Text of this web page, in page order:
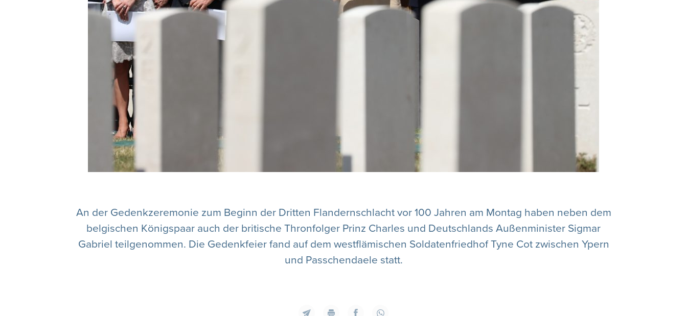
An der Gedenkzeremonie zum Beginn der Dritten Flandernschlacht vor 100 Jahren am Montag haben neben dem
belgischen Königspaar auch der britische Thronfolger Prinz Charles und Deutschlands Außenminister Sigmar
Gabriel teilgenommen. Die Gedenkfeier fand auf dem westflämischen Soldatenfriedhof Tyne Cot zwischen Ypern
und Passchendaele statt.